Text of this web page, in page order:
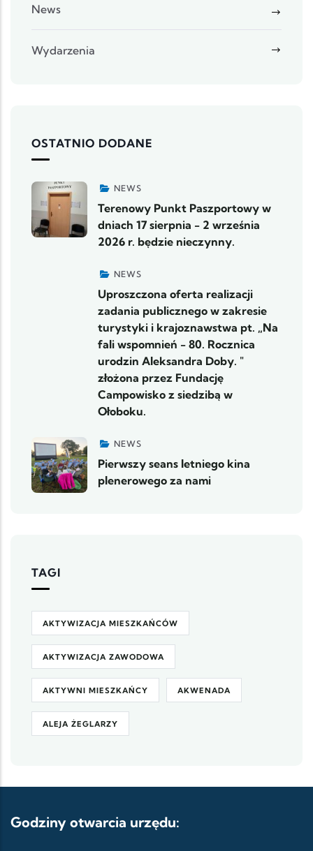
News
Wydarzenia
OSTATNIO DODANE
NEWS
Terenowy Punkt Paszportowy w
dniach 17 sierpnia - 2 września
2026 r. będzie nieczynny.
NEWS
Uproszczona oferta realizacji
zadania publicznego w zakresie
turystyki i krajoznawstwa pt. „Na
fali wspomnień - 80. Rocznica
urodzin Aleksandra Doby. "
złożona przez Fundację
Campowisko z siedzibą w
Ołoboku.
NEWS
Pierwszy seans letniego kina
plenerowego za nami
TAGI
AKTYWIZACJA MIESZKAŃCÓW
AKTYWIZACJA ZAWODOWA
AKTYWNI MIESZKAŃCY AKWENADA
ALEJA ŻEGLARZY
Godziny otwarcia urzędu: